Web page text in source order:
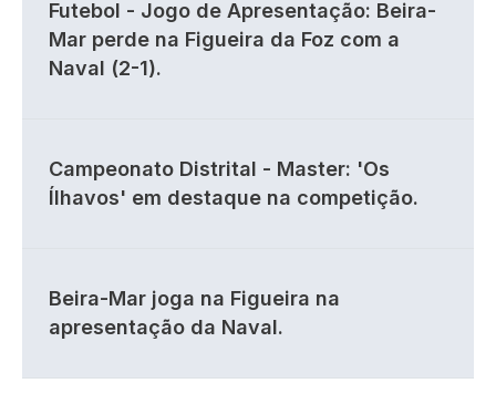
Futebol - Jogo de Apresentação: Beira-
Mar perde na Figueira da Foz com a
Naval (2-1).
Campeonato Distrital - Master: 'Os
Ílhavos' em destaque na competição.
Beira-Mar joga na Figueira na
apresentação da Naval.